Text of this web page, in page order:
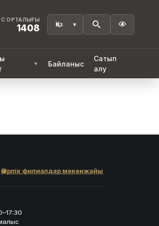
ОРТАЛЫҒЫ
1408 
▼ Байланыс
Сатып
алу
Өңірлік филиалдар мекенжайы